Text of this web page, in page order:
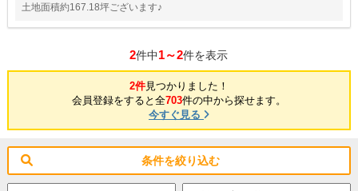
土地面積約167.18坪ございます♪
2件中1～2件を表示
2件見つかりました！
会員登録をすると全703件の中から探せます。
今すぐ見る
条件を絞り込む